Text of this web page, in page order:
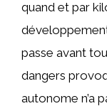
quand et par
passe avant
dangers
autonome n’a